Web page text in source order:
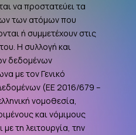
να προστατεύει τα
των ατόμων που
ή συμμετέχουν στις
Η συλλογή και
δεδομένων
με τον Γενικό
(ΕΕ 2016/679 –
νομοθεσία,
και νόμιμους
τη λειτουργία, την